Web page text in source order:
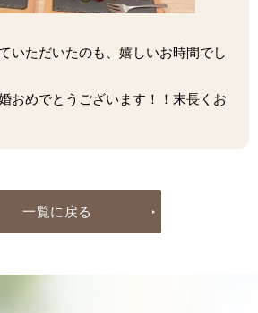
いただいたのも、嬉しいお時間でし
おめでとうございます！！末長くお
一覧に戻る